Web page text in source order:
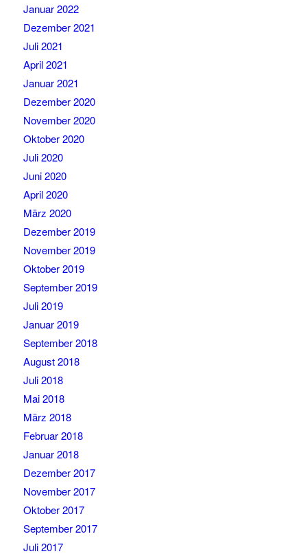
Januar 2022
Dezember 2021
Juli 2021
April 2021
Januar 2021
Dezember 2020
November 2020
Oktober 2020
Juli 2020
Juni 2020
April 2020
März 2020
Dezember 2019
November 2019
Oktober 2019
September 2019
Juli 2019
Januar 2019
September 2018
August 2018
Juli 2018
Mai 2018
März 2018
Februar 2018
Januar 2018
Dezember 2017
November 2017
Oktober 2017
September 2017
Juli 2017